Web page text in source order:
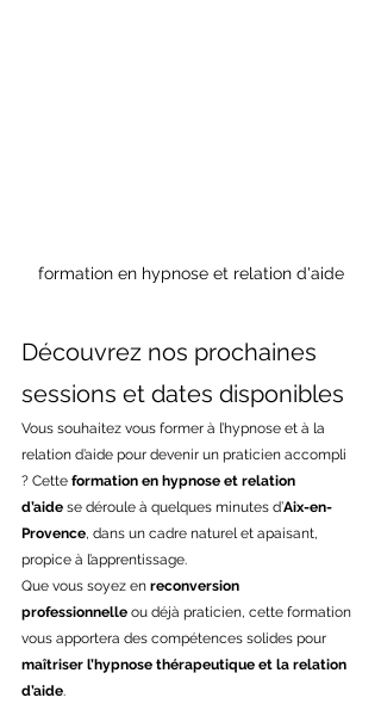
formation en hypnose et relation d'aide
Découvrez nos prochaines
sessions et dates disponibles
Vous souhaitez vous former à l’hypnose et à la
relation d’aide pour devenir un praticien accompli
? Cette formation en hypnose et relation
d’aide se déroule à quelques minutes d’Aix-en-
Provence, dans un cadre naturel et apaisant,
propice à l’apprentissage.
Que vous soyez en reconversion
professionnelle ou déjà praticien, cette formation
vous apportera des compétences solides pour
maîtriser l’hypnose thérapeutique et la relation
d’aide.